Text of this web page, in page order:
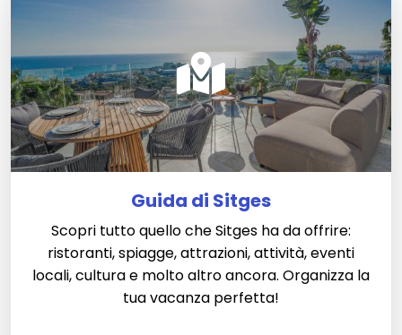
Guida di Sitges
Scopri tutto quello che Sitges ha da offrire:
ristoranti, spiagge, attrazioni, attività, eventi
locali, cultura e molto altro ancora. Organizza la
tua vacanza perfetta!